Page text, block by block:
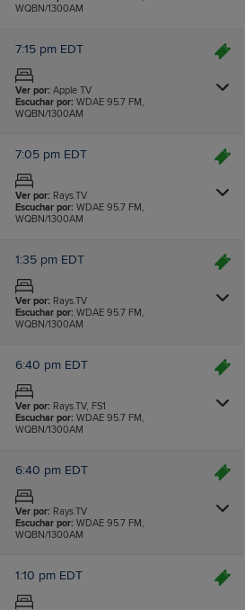
WQBN/1300AM
7:15 pm EDT
Ver por: Apple TV
Escuchar por: WDAE 95.7 FM,
WQBN/1300AM
7:05 pm EDT
Ver por: Rays.TV
Escuchar por: WDAE 95.7 FM,
WQBN/1300AM
1:35 pm EDT
Ver por: Rays.TV
Escuchar por: WDAE 95.7 FM,
WQBN/1300AM
6:40 pm EDT
Ver por: Rays.TV, FS1
Escuchar por: WDAE 95.7 FM,
WQBN/1300AM
6:40 pm EDT
Ver por: Rays.TV
Escuchar por: WDAE 95.7 FM,
WQBN/1300AM
1:10 pm EDT